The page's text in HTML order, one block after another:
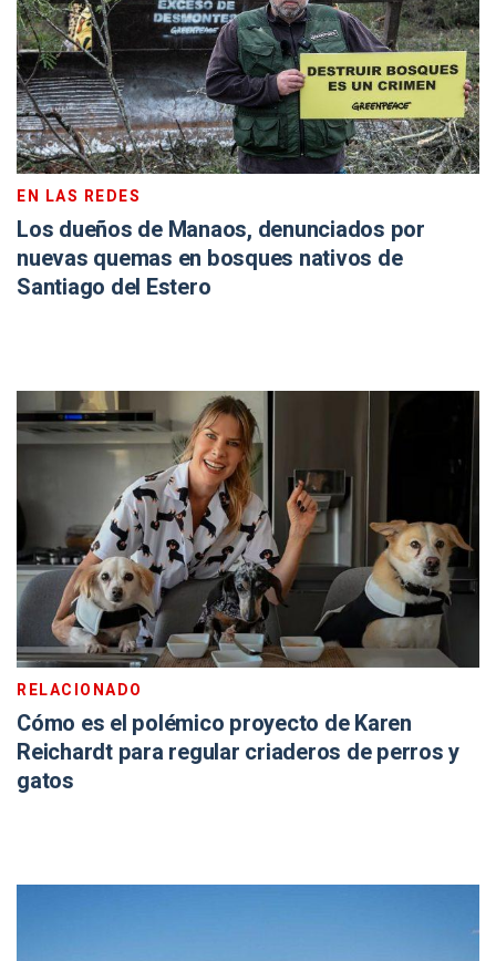
EN LAS REDES
Los dueños de Manaos, denunciados por
nuevas quemas en bosques nativos de
Santiago del Estero
RELACIONADO
Cómo es el polémico proyecto de Karen
Reichardt para regular criaderos de perros y
gatos